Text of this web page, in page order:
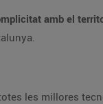
amb el
les millores